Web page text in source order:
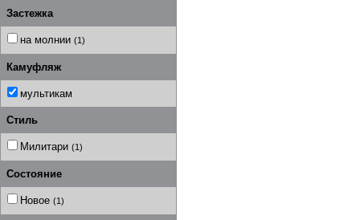
Застежка
на молнии (1)
Камуфляж
мультикам
Стиль
Милитари (1)
Состояние
Новое (1)